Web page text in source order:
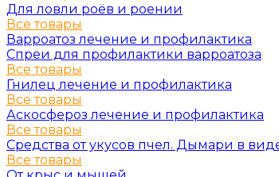
Для ловли роёв и роении
Все товары
Варроатоз лечение и профилактика
Спреи для профилактики варроатоза
Все товары
Гнилец лечение и профилактика
Все товары
Аскосфероз лечение и профилактика
Все товары
Средства от укусов пчел. Дымари в
Все товары